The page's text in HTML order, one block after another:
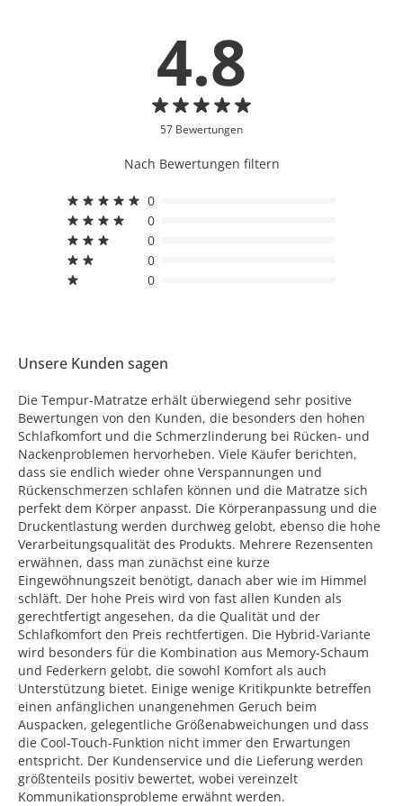
4.8
57 Bewertungen
Nach Bewertungen filtern
0
0
0
0
0
Unsere Kunden sagen
Die Tempur-Matratze erhält überwiegend sehr positive
Bewertungen von den Kunden, die besonders den hohen
Schlafkomfort und die Schmerzlinderung bei Rücken- und
Nackenproblemen hervorheben. Viele Käufer berichten,
dass sie endlich wieder ohne Verspannungen und
Rückenschmerzen schlafen können und die Matratze sich
perfekt dem Körper anpasst. Die Körperanpassung und die
Druckentlastung werden durchweg gelobt, ebenso die hohe
Verarbeitungsqualität des Produkts. Mehrere Rezensenten
erwähnen, dass man zunächst eine kurze
Eingewöhnungszeit benötigt, danach aber wie im Himmel
schläft. Der hohe Preis wird von fast allen Kunden als
gerechtfertigt angesehen, da die Qualität und der
Schlafkomfort den Preis rechtfertigen. Die Hybrid-Variante
wird besonders für die Kombination aus Memory-Schaum
und Federkern gelobt, die sowohl Komfort als auch
Unterstützung bietet. Einige wenige Kritikpunkte betreffen
einen anfänglichen unangenehmen Geruch beim
Auspacken, gelegentliche Größenabweichungen und dass
die Cool-Touch-Funktion nicht immer den Erwartungen
entspricht. Der Kundenservice und die Lieferung werden
größtenteils positiv bewertet, wobei vereinzelt
Kommunikationsprobleme erwähnt werden.